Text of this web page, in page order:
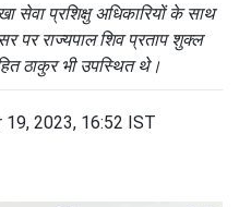
सेवा प्रशिक्षु अधिकारियों के साथ
पर राज्यपाल शिव प्रताप शुक्ल
ठाकुर भी उपस्थित थे।
19, 2023, 16:52 IST